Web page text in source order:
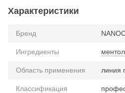
Характеристики
Бренд
Ингредиенты ментол
Область применения линия
Классификация